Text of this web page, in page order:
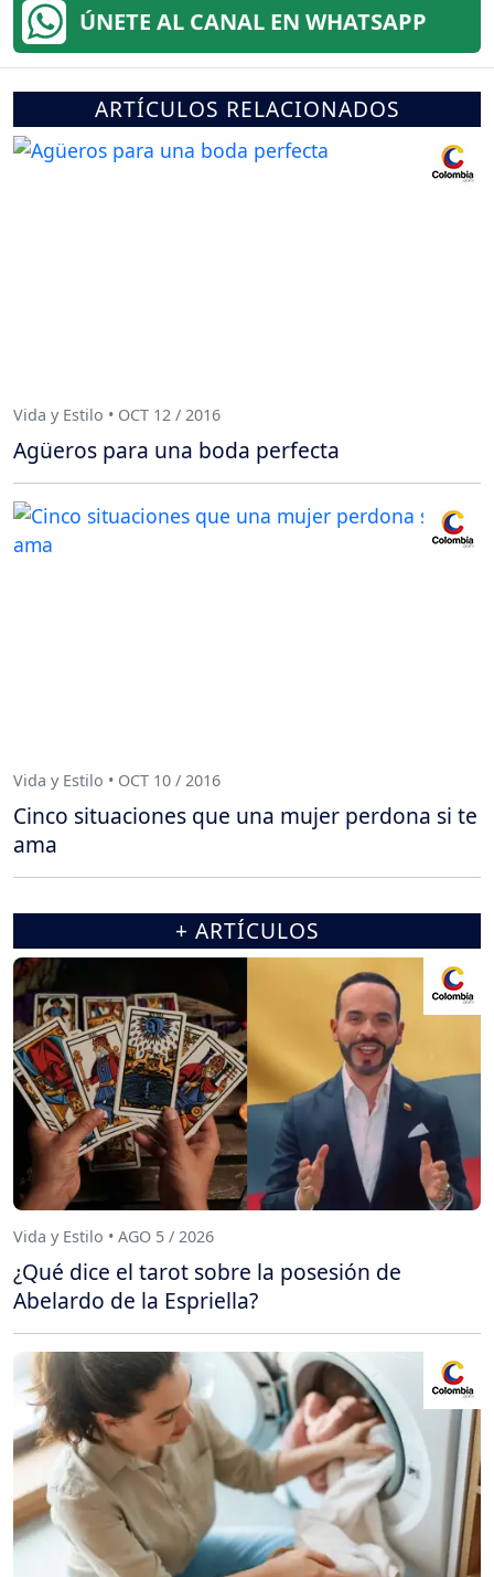
ÚNETE AL CANAL EN WHATSAPP
ARTÍCULOS RELACIONADOS
Vida y Estilo • OCT 12 / 2016
Agüeros para una boda perfecta
Vida y Estilo • OCT 10 / 2016
Cinco situaciones que una mujer perdona si te
ama
+ ARTÍCULOS
Vida y Estilo • AGO 5 / 2026
¿Qué dice el tarot sobre la posesión de
Abelardo de la Espriella?